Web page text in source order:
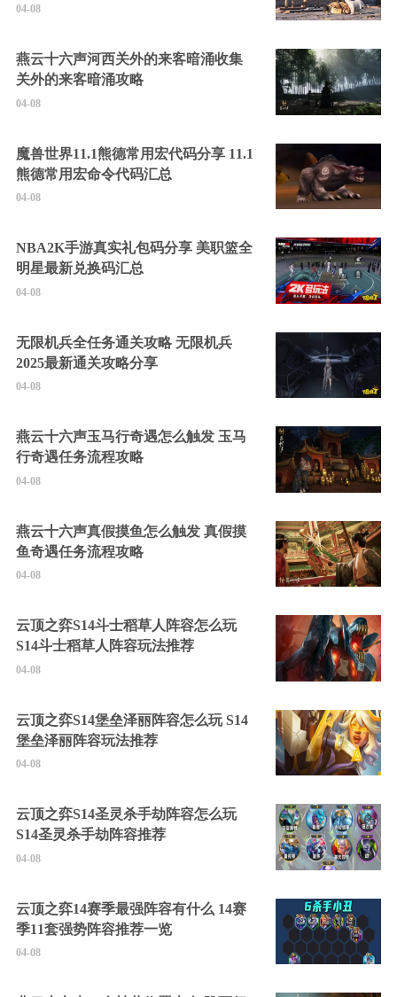
04-08
燕云十六声河西关外的来客暗涌收集
关外的来客暗涌攻略
04-08
魔兽世界11.1熊德常用宏代码分享 11.1
熊德常用宏命令代码汇总
04-08
NBA2K手游真实礼包码分享 美职篮全
明星最新兑换码汇总
04-08
无限机兵全任务通关攻略 无限机兵
2025最新通关攻略分享
04-08
燕云十六声玉马行奇遇怎么触发 玉马
行奇遇任务流程攻略
04-08
燕云十六声真假摸鱼怎么触发 真假摸
鱼奇遇任务流程攻略
04-08
云顶之弈S14斗士稻草人阵容怎么玩
S14斗士稻草人阵容玩法推荐
04-08
云顶之弈S14堡垒泽丽阵容怎么玩 S14
堡垒泽丽阵容玩法推荐
04-08
云顶之弈S14圣灵杀手劫阵容怎么玩
S14圣灵杀手劫阵容推荐
04-08
云顶之弈14赛季最强阵容有什么 14赛
季11套强势阵容推荐一览
04-08